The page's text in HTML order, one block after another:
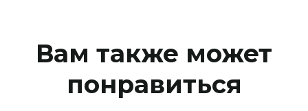
Вам также может
понравиться